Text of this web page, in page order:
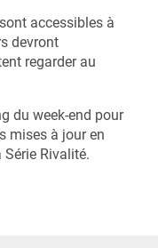
accessibles à
devront
regarder au
du week-end pour
mises à jour en
Rivalité.